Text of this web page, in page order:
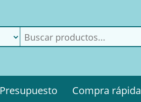
Presupuesto Compra rápida